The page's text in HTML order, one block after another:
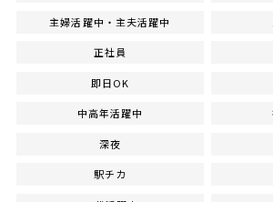
主婦活躍中・主夫活躍中
正社員
即日OK
中高年活躍中
深夜
駅チカ